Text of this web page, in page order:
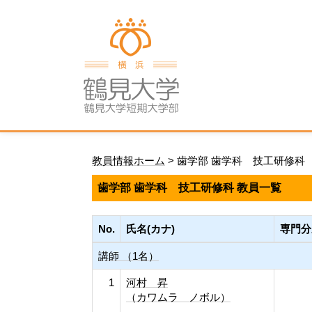
教員情報ホーム > 歯学部 歯学科 技工研修科
歯学部 歯学科 技工研修科 教員一覧
No. 氏名(カナ) 専門
講師 （1名）
1
河村 昇
（カワムラ ノボル）